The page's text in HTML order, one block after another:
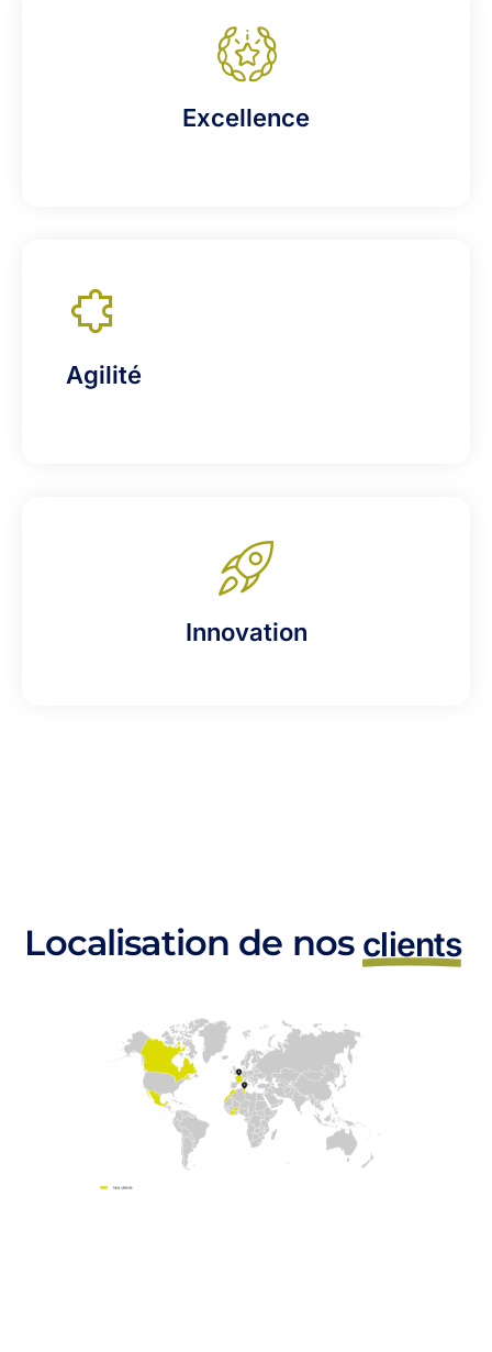
Excellence
Agilité
Innovation
Localisation de nos clients